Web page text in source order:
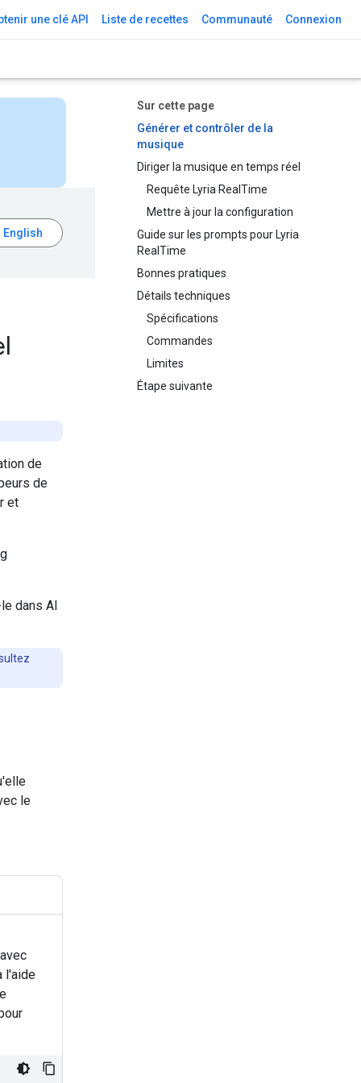
une clé API Liste de recettes Communauté Connexion
Sur cette page
Générer et contrôler de la
musique
Diriger la musique en temps réel
Requête Lyria RealTime
Mettre à jour la configuration
Guide sur les prompts pour Lyria
RealTime
Bonnes pratiques
Détails techniques
Spécifications
Commandes
Limites
Étape suivante
de
de
et
dans AI
le
l'aide